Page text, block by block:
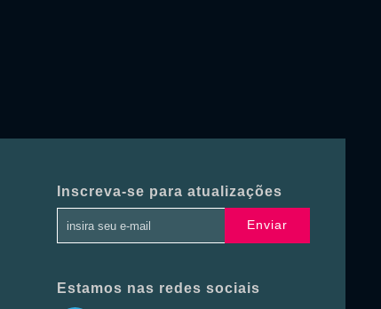
Inscreva-se para atualizações
Enviar
Estamos nas redes sociais